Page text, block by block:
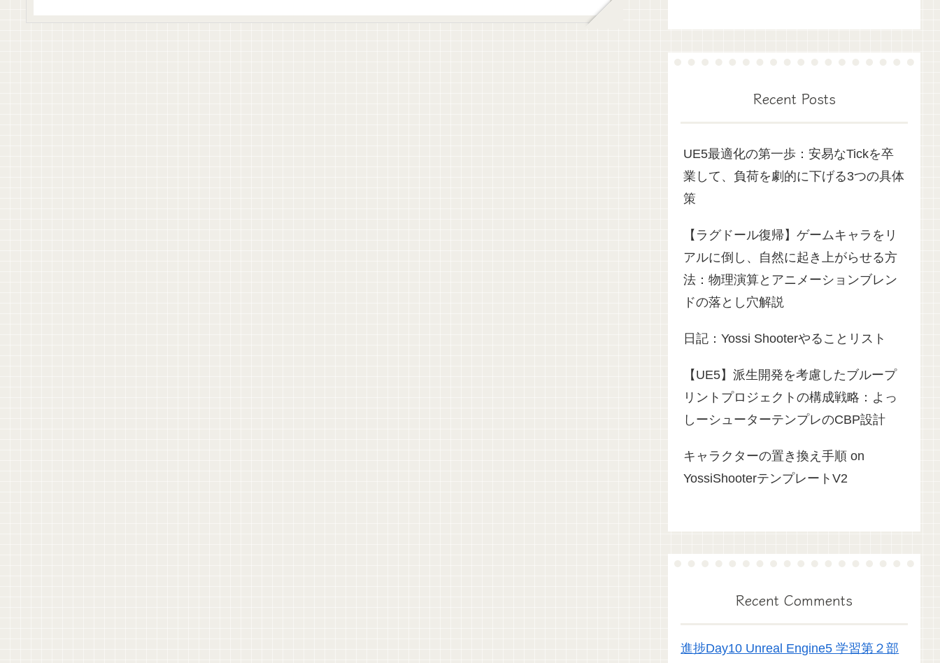
Recent Posts
UE5最適化の第一歩：安易なTickを卒
業して、負荷を劇的に下げる3つの具体
策
【ラグドール復帰】ゲームキャラをリ
アルに倒し、自然に起き上がらせる方
法：物理演算とアニメーションブレン
ドの落とし穴解説
日記：Yossi Shooterやることリスト
【UE5】派生開発を考慮したブループ
リントプロジェクトの構成戦略：よっ
しーシューターテンプレのCBP設計
キャラクターの置き換え手順 on
YossiShooterテンプレートV2
Recent Comments
進捗Day10 Unreal Engine5 学習第２部